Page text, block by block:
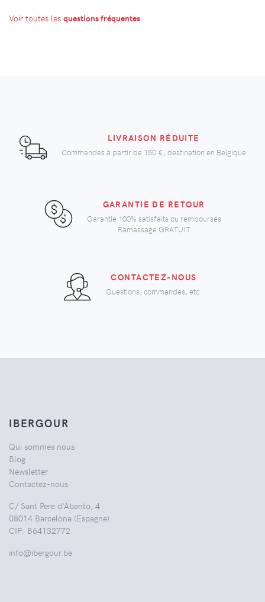
Voir toutes les questions fréquentes
LIVRAISON RÉDUITE
Commandes à partir de 150 €, destination en Belgique
GARANTIE DE RETOUR
Garantie 100% satisfaits ou remboursés
Ramassage GRATUIT
CONTACTEZ-NOUS
Questions, commandes, etc.
IBERGOUR
Qui sommes nous
Blog
Newsletter
Contactez-nous
C/ Sant Pere d'Abanto, 4
08014 Barcelona (Espagne)
CIF: B64132772
info@ibergour.be